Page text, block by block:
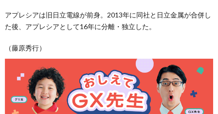
アプレシアは旧日立電線が前身。2013年に同社と日立金属が合併し
た後、アプレシアとして16年に分離・独立した。
（藤原秀行）